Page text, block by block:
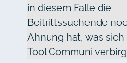
in diesem Falle die
Beitrittssuchende
Ahnung hat, was
Tool Communi